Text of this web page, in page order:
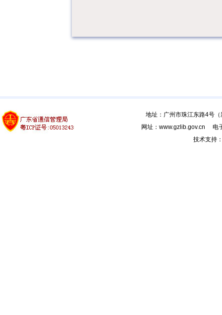
地址：广州市珠江东路4
网址：www.gzlib.gov.cn 电
技术支持